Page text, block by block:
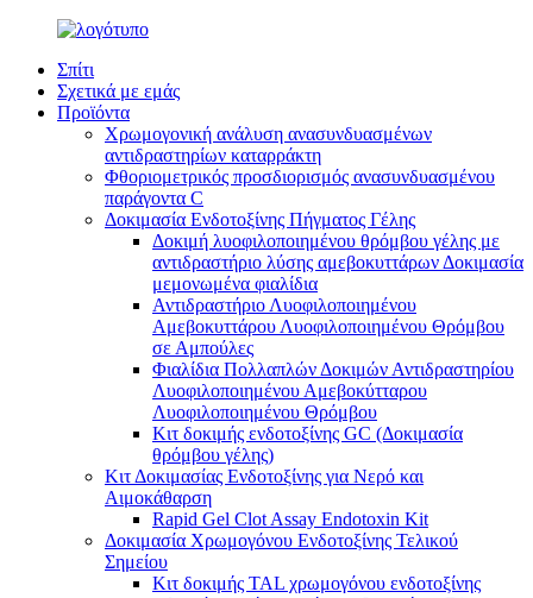
Σπίτι
Σχετικά με εμάς
Προϊόντα
Χρωμογονική ανάλυση ανασυνδυασμένων
αντιδραστηρίων καταρράκτη
Φθοριομετρικός προσδιορισμός ανασυνδυασμένου
παράγοντα C
Δοκιμασία Ενδοτοξίνης Πήγματος Γέλης
Δοκιμή λυοφιλοποιημένου θρόμβου γέλης με
αντιδραστήριο λύσης αμεβοκυττάρων Δοκιμασία
μεμονωμένα φιαλίδια
Αντιδραστήριο Λυοφιλοποιημένου
Αμεβοκυττάρου Λυοφιλοποιημένου Θρόμβου
σε Αμπούλες
Φιαλίδια Πολλαπλών Δοκιμών Αντιδραστηρίου
Λυοφιλοποιημένου Αμεβοκύτταρου
Λυοφιλοποιημένου Θρόμβου
Κιτ δοκιμής ενδοτοξίνης GC (Δοκιμασία
θρόμβου γέλης)
Κιτ Δοκιμασίας Ενδοτοξίνης για Νερό και
Αιμοκάθαρση
Rapid Gel Clot Assay Endotoxin Kit
Δοκιμασία Χρωμογόνου Ενδοτοξίνης Τελικού
Σημείου
Κιτ δοκιμής TAL χρωμογόνου ενδοτοξίνης